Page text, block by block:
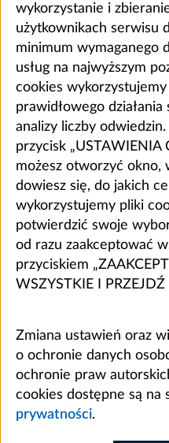
wykorzystanie i
użytkownikach serwisu
minimum wymaganego
usług na najwyższym
cookies
prawidłowego
analizy liczby
przycisk „USTAWIENIA
możesz otworzyć okno,
dowiesz się, do jakich
wykorzystujemy pliki
potwierdzić swoje
od razu zaakceptować
przyciskiem
WSZYSTKIE I PRZEJDŹ
Zmiana ustawień oraz
o ochronie danych
ochronie praw
cookies dostępne są na
prywatności.